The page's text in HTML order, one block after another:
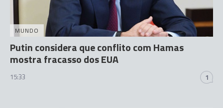
MUNDO
Putin considera que conflito com Hamas
mostra fracasso dos EUA
15:33 1